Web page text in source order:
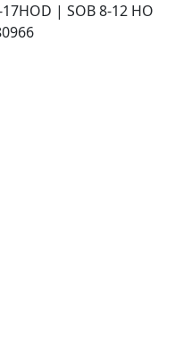
17HOD | SOB 8-12 HO